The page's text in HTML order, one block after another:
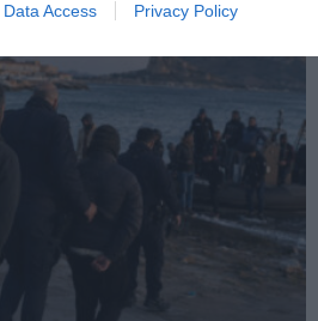
Data Access Privacy Policy